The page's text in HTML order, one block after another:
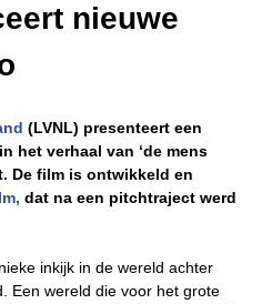
nieuwe
(LVNL) presenteert een
het verhaal van ‘de mens
De film is ontwikkeld en
dat na een pitchtraject werd
inkijk in de wereld achter
Een wereld die voor het grote